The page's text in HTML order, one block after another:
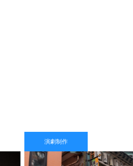
演劇制作